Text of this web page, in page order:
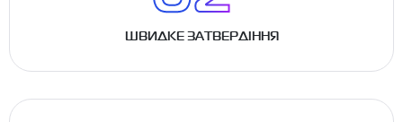
ШВИДКЕ ЗАТВЕРДІННЯ